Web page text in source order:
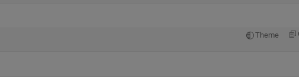
Theme